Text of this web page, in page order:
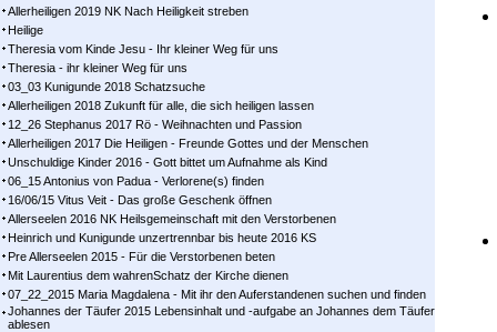
Allerheiligen 2019 NK Nach Heiligkeit streben
Heilige
Theresia vom Kinde Jesu - Ihr kleiner Weg für uns
Theresia - ihr kleiner Weg für uns
03_03 Kunigunde 2018 Schatzsuche
Allerheiligen 2018 Zukunft für alle, die sich heiligen lassen
12_26 Stephanus 2017 Rö - Weihnachten und Passion
Allerheiligen 2017 Die Heiligen - Freunde Gottes und der Menschen
Unschuldige Kinder 2016 - Gott bittet um Aufnahme als Kind
06_15 Antonius von Padua - Verlorene(s) finden
16/06/15 Vitus Veit - Das große Geschenk öffnen
Allerseelen 2016 NK Heilsgemeinschaft mit den Verstorbenen
Heinrich und Kunigunde unzertrennbar bis heute 2016 KS
Pre Allerseelen 2015 - Für die Verstorbenen beten
Mit Laurentius dem wahrenSchatz der Kirche dienen
07_22_2015 Maria Magdalena - Mit ihr den Auferstandenen suchen und finden
Johannes der Täufer 2015 Lebensinhalt und -aufgabe an Johannes dem Täufer
ablesen